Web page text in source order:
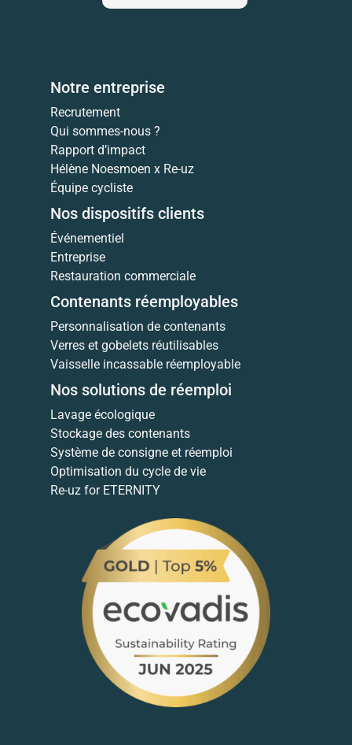
Notre entreprise
Recrutement
Qui sommes-nous ?
Rapport d’impact
Hélène Noesmoen x Re-uz
Équipe cycliste
Nos dispositifs clients
Événementiel
Entreprise
Restauration commerciale
Contenants réemployables
Personnalisation de contenants
Verres et gobelets réutilisables
Vaisselle incassable réemployable
Nos solutions de réemploi
Lavage écologique
Stockage des contenants
Système de consigne et réemploi
Optimisation du cycle de vie
Re-uz for ETERNITY